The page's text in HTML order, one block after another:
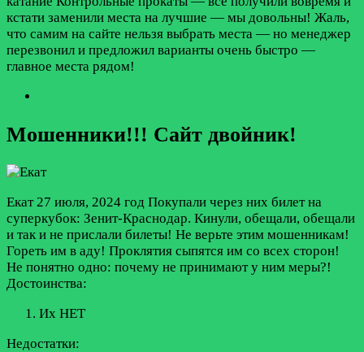
кстати заменили места на лучшие — мы довольны! Жаль,
что самим на сайте нельзя выбрать места — но менеджер
перезвонил и предложил варианты очень быстро —
главное места рядом!
Мошенники!!! Сайт двойник!
Екат 27 июля, 2024 год Покупали через них билет на
суперкубок: Зенит-Краснодар. Кинули, обещали, обещали
и так и не прислали билеты! Не верьте этим мошенникам!
Гореть им в аду! Проклятия сыпятся им со всех сторон!
Не понятно одно: почему не принимают у ним меры?!
Достоинства:
Их НЕТ
Недостатки: